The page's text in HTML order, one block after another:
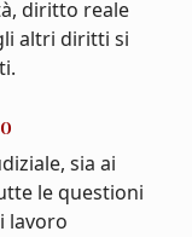
diritto reale
altri diritti si
sia ai
le questioni
lavoro